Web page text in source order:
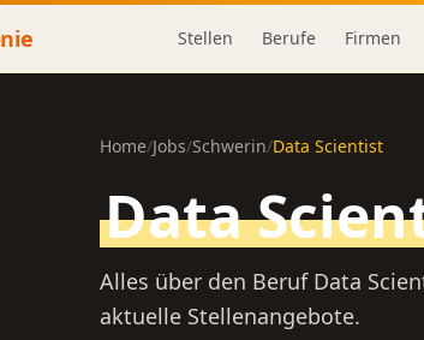
Stellen Berufe Firmen
Home/Jobs/Schwerin/Data Scientist
Data
Alles über den Beruf Data
aktuelle Stellenangebote.